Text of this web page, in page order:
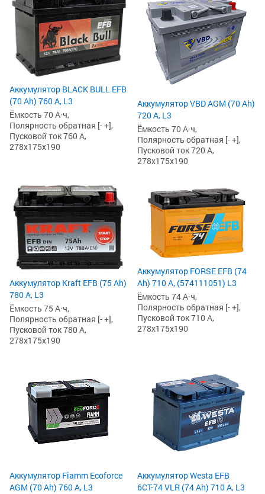
Аккумулятор BLACK BULL EFB
(70 Ah) 760 А, L3
Ёмкость 70 А·ч,
Полярность обратная [- +],
Пусковой ток 760 А,
278x175x190
Аккумулятор VBD AGM (70 Ah)
720 А, L3
Ёмкость 70 А·ч,
Полярность обратная [- +],
Пусковой ток 720 А,
278x175x190
Аккумулятор Kraft EFB (75 Ah)
780 А, L3
Ёмкость 75 А·ч,
Полярность обратная [- +],
Пусковой ток 780 А,
278x175x190
Аккумулятор FORSE EFB (74
Ah) 710 А, (574111051) L3
Ёмкость 74 А·ч,
Полярность обратная [- +],
Пусковой ток 710 А,
278x175x190
Аккумулятор Fiamm Ecoforce
AGM (70 Ah) 760 А, L3
Аккумулятор Westa EFB
6СТ-74 VLR (74 Ah) 710 А, L3